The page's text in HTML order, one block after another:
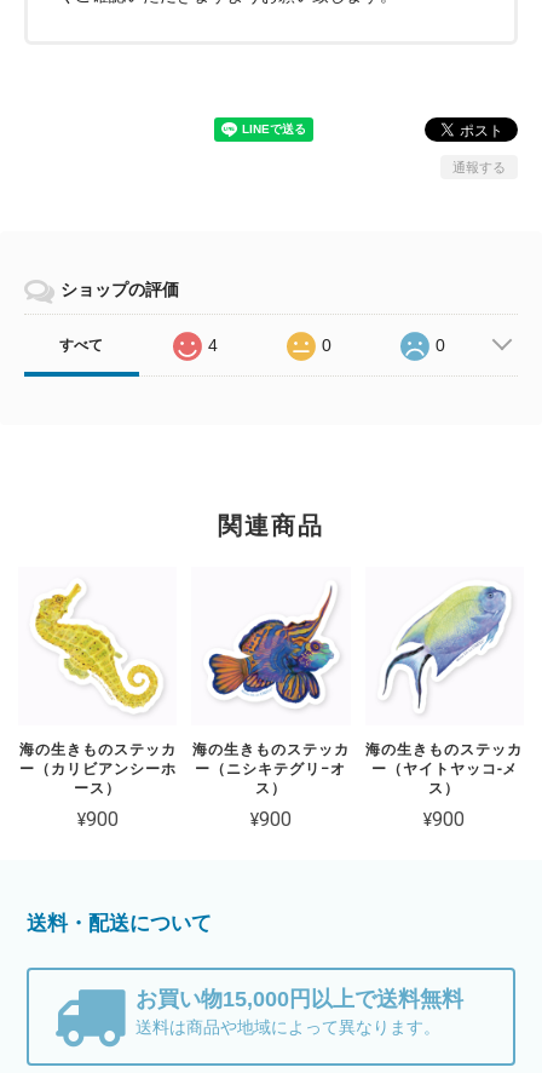
通報する
ショップの評価
すべて 4 0 0
関連商品
海の生きものステッカ
ー（カリビアンシーホ
ース）
¥900
海の生きものステッカ
ー（ニシキテグリ−オ
ス）
¥900
海の生きものステッカ
ー（ヤイトヤッコ-メ
ス）
¥900
送料・配送について
お買い物15,000円以上で送料無料
送料は商品や地域によって異なります。